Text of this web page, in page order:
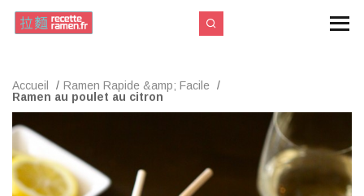
Accueil
Ramen Rapide &amp; Facile
Ramen au poulet au citron